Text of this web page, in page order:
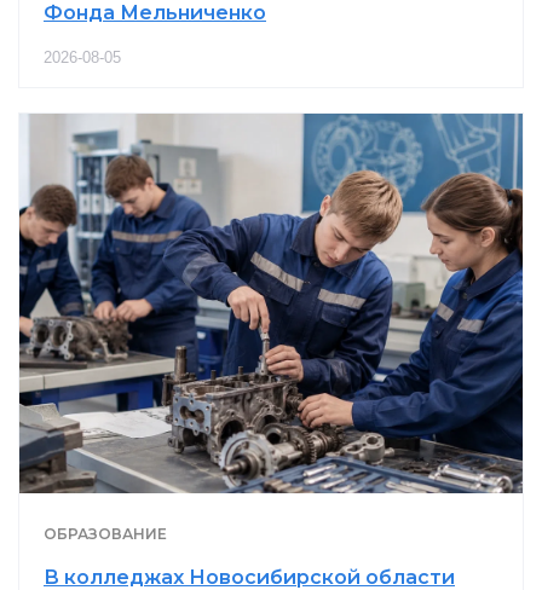
Фонда Мельниченко
2026-08-05
ОБРАЗОВАНИЕ
В колледжах Новосибирской области